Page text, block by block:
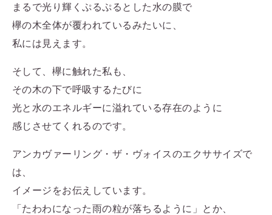
まるで光り輝くぷるぷるとした水の膜で
欅の木全体が覆われているみたいに、
私には見えます。
そして、欅に触れた私も、
その木の下で呼吸するたびに
光と水のエネルギーに溢れている存在のように
感じさせてくれるのです。
アンカヴァーリング・ザ・ヴォイスのエクササイズで
は、
イメージをお伝えしています。
「たわわになった雨の粒が落ちるように」とか、